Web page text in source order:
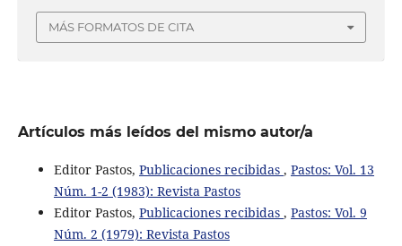
MÁS FORMATOS DE CITA
Artículos más leídos del mismo autor/a
Editor Pastos, Publicaciones recibidas , Pastos: Vol. 13
Núm. 1-2 (1983): Revista Pastos
Editor Pastos, Publicaciones recibidas , Pastos: Vol. 9
Núm. 2 (1979): Revista Pastos